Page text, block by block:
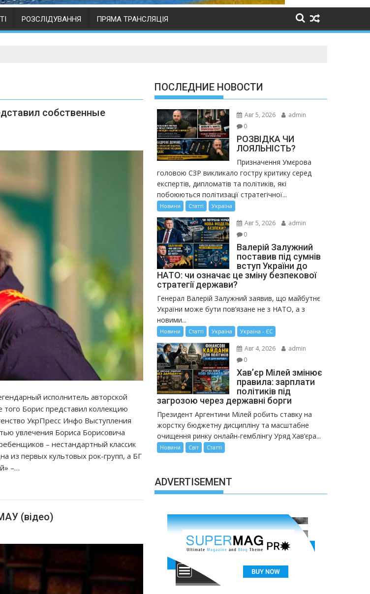
РОЗСЛІДУВАННЯ ПРЯМА ТРАНСЛЯЦІЯ
собственные
исполнитель авторской
Борис представил коллекцию
УкрПресс Инфо Выступления
увлечения Бориса Борисовича
– нестандартный классик
из первых культовых рок-групп, а БГ
–…
(відео)
ПОСЛЕДНИЕ НОВОСТИ
Авг 5, 2026
admin
0
РОЗВІДКА ЧИ
ЛОЯЛЬНІСТЬ?
Призначення Умєрова
головою СЗР викликало гостру критику серед
експертів, дипломатів та політиків, які
побоюються політизації стратегічної...
Новини Статті Україна
Авг 5, 2026
admin
0
Валерій Залужний
поставив під сумнів
вступ України до
НАТО: чи означає це зміну безпекової
стратегії держави?
Генерал Валерій Залужний заявив, що майбутнє
України може бути пов’язане не з НАТО, а з
новими...
Новини Статті Україна Україна - ЄС
Авг 4, 2026
admin
0
Хав’єр Мілей змінює
правила: зарплати
політиків під
загрозою через державні борги
Президент Аргентини Мілей робить ставку на
жорстку бюджетну дисципліну та масштабне
очищення ринку онлайн-гемблінгу Уряд Хав’єра...
Новини Світ Статті
ADVERTISEMENT